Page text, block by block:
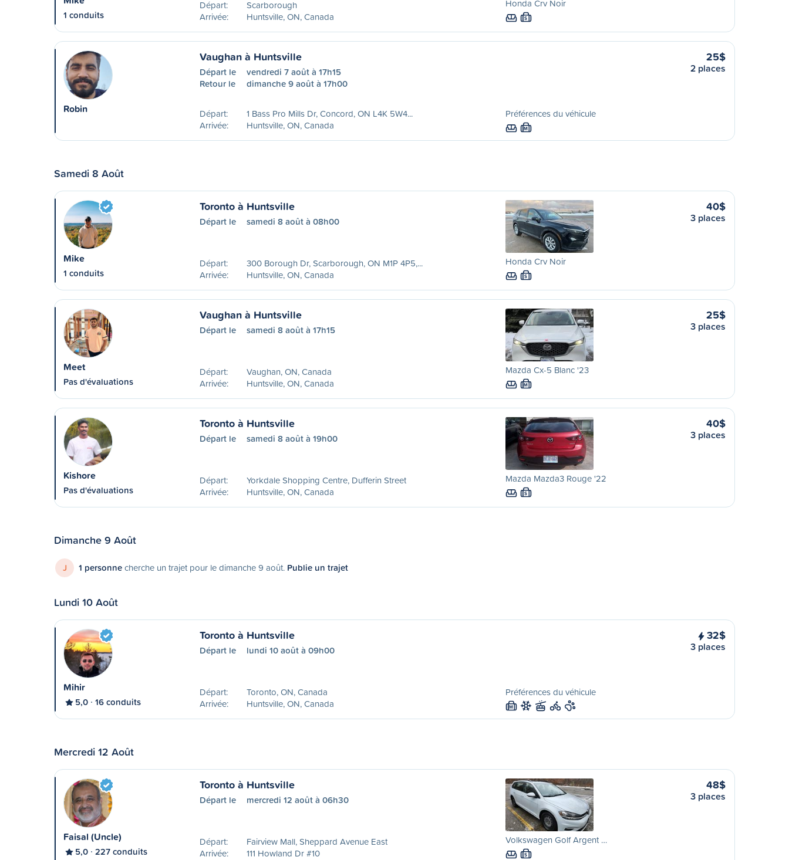
1 conduits
Départ:
Scarborough
Arrivée:
Huntsville, ON, Canada
Honda Crv Noir
S
Robin
Vaughan à Huntsville
Départ le
vendredi 7 août à 17h15
Retour le
dimanche 9 août à 17h00
Départ:
1 Bass Pro Mills Dr, Concord, ON L4K 5W4...
Arrivée:
Huntsville, ON, Canada
Préférences du véhicule
M
25$
2 places
Samedi 8 Août
Mike
1 conduits
Toronto à Huntsville
Départ le samedi 8 août à 08h00
Départ:
300 Borough Dr, Scarborough, ON M1P 4P5,...
Arrivée:
Huntsville, ON, Canada
Honda Crv Noir
S
40$
3 places
Meet
Pas d'évaluations
Vaughan à Huntsville
Départ le samedi 8 août à 17h15
Départ:
Vaughan, ON, Canada
Arrivée:
Huntsville, ON, Canada
Mazda Cx-5 Blanc '23
M
25$
3 places
Kishore
Pas d'évaluations
Toronto à Huntsville
Départ le samedi 8 août à 19h00
Départ:
Yorkdale Shopping Centre, Dufferin Street
Arrivée:
Huntsville, ON, Canada
Mazda Mazda3 Rouge '22
S
40$
3 places
Dimanche 9 Août
J 1 personnecherche un trajet pour le dimanche 9 août. Publie un trajet
Lundi 10 Août
Mihir
5,0 16 conduits
Toronto à Huntsville
Départ le lundi 10 août à 09h00
Départ:
Toronto, ON, Canada
Arrivée:
Huntsville, ON, Canada
Préférences du véhicule
M
32$
3 places
Mercredi 12 Août
Faisal (Uncle)
5,0 227 conduits
Toronto à Huntsville
Départ le mercredi 12 août à 06h30
Départ:
Fairview Mall, Sheppard Avenue East
Arrivée:
111 Howland Dr #10
Volkswagen Golf Argent …
S
48$
3 places